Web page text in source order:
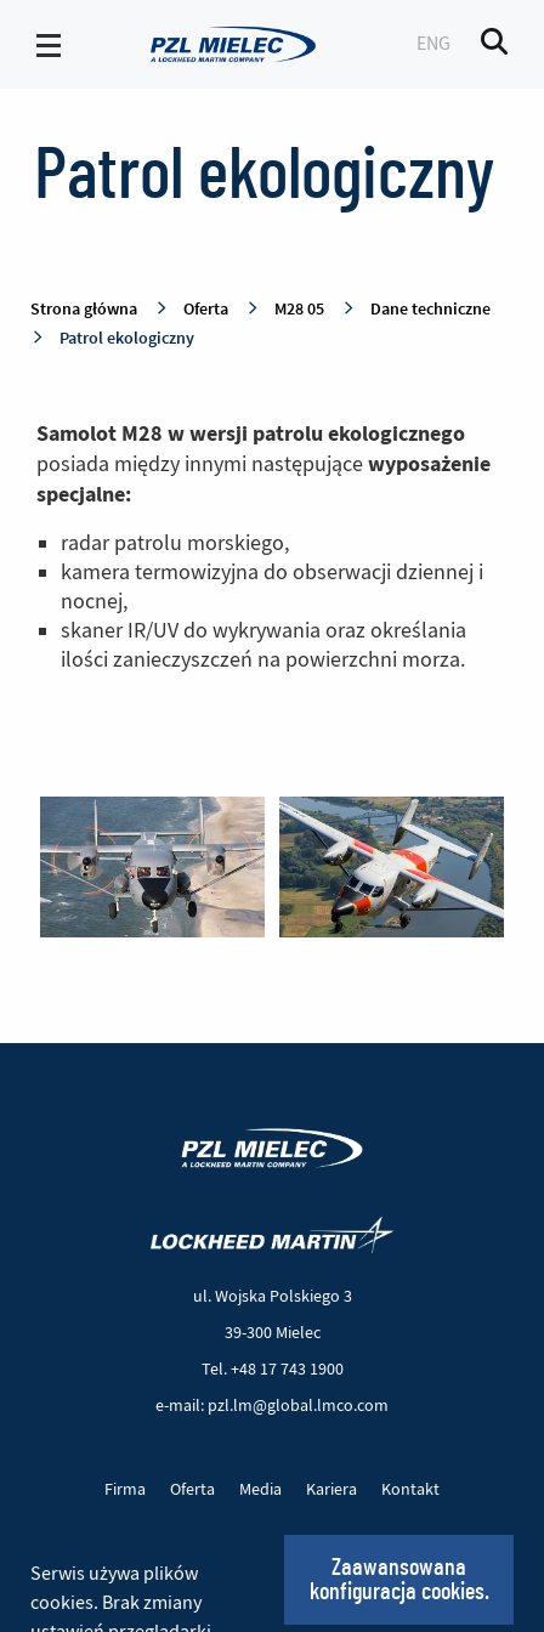
-
ENG
Patrol ekologiczny
Strona główna Oferta M28 05
Dane techniczne
Patrol ekologiczny
Samolot M28 w wersji patrolu ekologicznego
posiada między innymi następującewyposażenie
specjalne:
radar patrolu morskiego,
kamera termowizyjna do obserwacji dziennej i
nocnej,
skaner IR/UV do wykrywania oraz określania
ilości zanieczyszczeń na powierzchni morza.
ul. Wojska Polskiego 3
39-300 Mielec
Tel. +48 17 743 1900
e-mail: pzl.lm@global.lmco.com
Firma Oferta Media Kariera Kontakt
Social
Serwis używa plików
cookies. Brak zmiany
Zaawansowana
konfiguracja cookies.